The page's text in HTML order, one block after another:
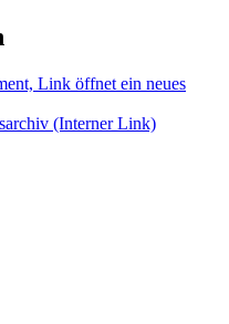
Link öffnet ein neues
(Interner Link)